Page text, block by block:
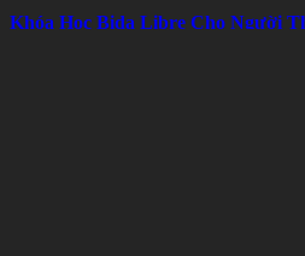
Khóa Học Bida Libre Cho Người